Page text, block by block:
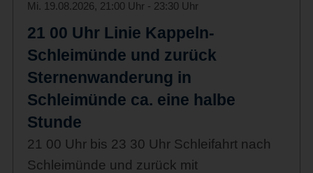
Mi. 19.08.2026, 21:00 Uhr - 23:30 Uhr
21 00 Uhr Linie Kappeln-
Schleimünde und zurück
Sternenwanderung in
Schleimünde ca. eine halbe
Stunde
21 00 Uhr bis 23 30 Uhr Schleifahrt nach
Schleimünde und zurück mit